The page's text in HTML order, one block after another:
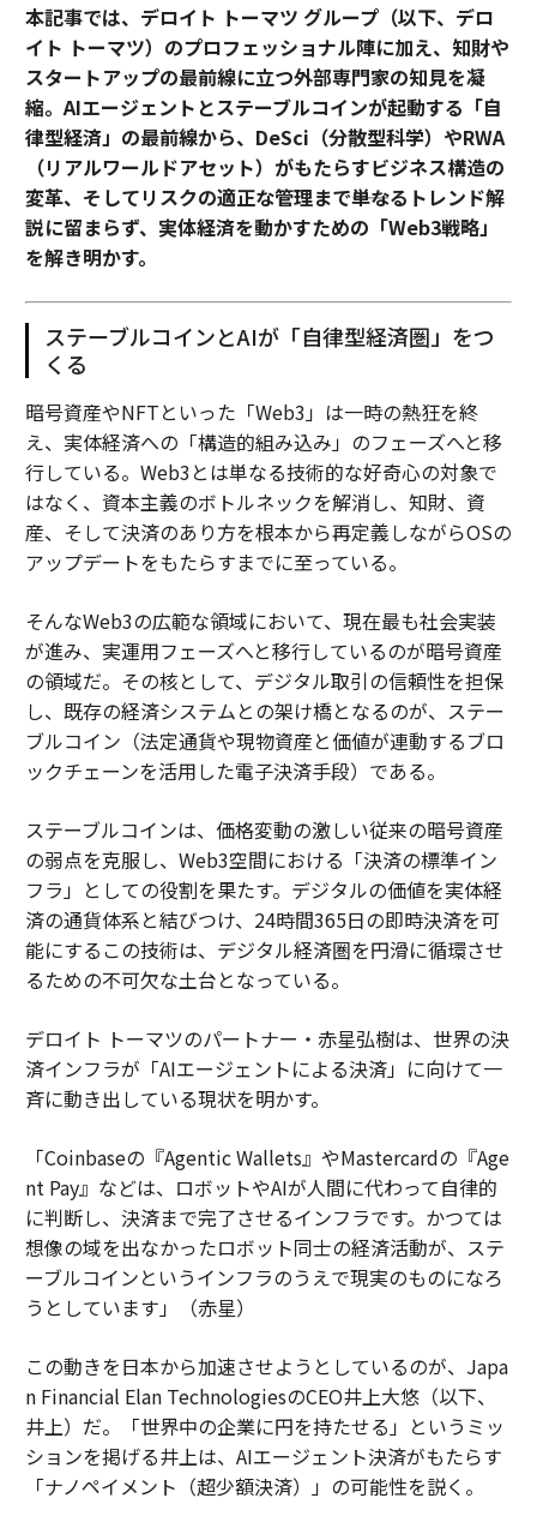
本記事では、デロイト トーマツ グループ（以下、デロ
イト トーマツ）のプロフェッショナル陣に加え、知財や
スタートアップの最前線に立つ外部専門家の知見を凝
縮。AIエージェントとステーブルコインが起動する「自
律型経済」の最前線から、DeSci（分散型科学）やRWA
（リアルワールドアセット）がもたらすビジネス構造の
変革、そしてリスクの適正な管理まで――単なるトレンド解
説に留まらず、実体経済を動かすための「Web3戦略」
を解き明かす。
ステーブルコインとAIが「自律型経済圏」をつ
くる
暗号資産やNFTといった「Web3」は一時の熱狂を終
え、実体経済への「構造的組み込み」のフェーズへと移
行している。Web3とは単なる技術的な好奇心の対象で
はなく、資本主義のボトルネックを解消し、知財、資
産、そして決済のあり方を根本から再定義しながらOSの
アップデートをもたらすまでに至っている。
そんなWeb3の広範な領域において、現在最も社会実装
が進み、実運用フェーズへと移行しているのが暗号資産
の領域だ。その核として、デジタル取引の信頼性を担保
し、既存の経済システムとの架け橋となるのが、ステー
ブルコイン（法定通貨や現物資産と価値が連動するブロ
ックチェーンを活用した電子決済手段）である。
ステーブルコインは、価格変動の激しい従来の暗号資産
の弱点を克服し、Web3空間における「決済の標準イン
フラ」としての役割を果たす。デジタルの価値を実体経
済の通貨体系と結びつけ、24時間365日の即時決済を可
能にするこの技術は、デジタル経済圏を円滑に循環させ
るための不可欠な土台となっている。
デロイト トーマツのパートナー・赤星弘樹は、世界の決
済インフラが「AIエージェントによる決済」に向けて一
斉に動き出している現状を明かす。
「Coinbaseの『Agentic Wallets』やMastercardの『Age
nt Pay』などは、ロボットやAIが人間に代わって自律的
に判断し、決済まで完了させるインフラです。かつては
想像の域を出なかったロボット同士の経済活動が、ステ
ーブルコインというインフラのうえで現実のものになろ
うとしています」（赤星）
この動きを日本から加速させようとしているのが、Japa
n Financial Elan TechnologiesのCEO井上大悠（以下、
井上）だ。「世界中の企業に円を持たせる」というミッ
ションを掲げる井上は、AIエージェント決済がもたらす
「ナノペイメント（超少額決済）」の可能性を説く。